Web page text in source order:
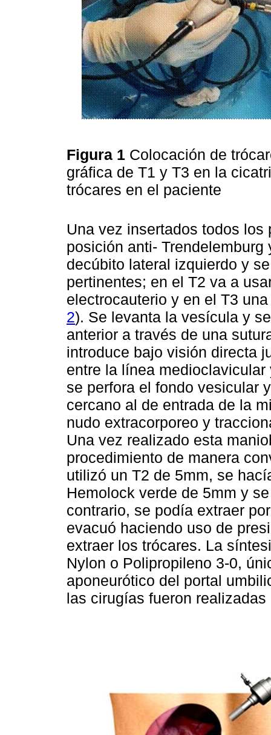
Figura 1 Colocación de
gráfica de T1 y T3 en la
trócares en el paciente
Una vez insertados todos
posición anti- Trendelemburg
decúbito lateral izquierdo y
pertinentes; en el T2 va a
electrocauterio y en el T3
2). Se levanta la vesícula y
anterior a través de una
introduce bajo visión directa
entre la línea
se perfora el fondo vesicular
cercano al de entrada de la
nudo extracorporeo y
Una vez realizado esta
procedimiento de manera
utilizó un T2 de 5mm, se
Hemolock verde de 5mm y
contrario, se podía extraer
evacuó haciendo uso de
extraer los trócares. La
Nylon o Polipropileno 3-0,
aponeurótico del portal
las cirugías fueron